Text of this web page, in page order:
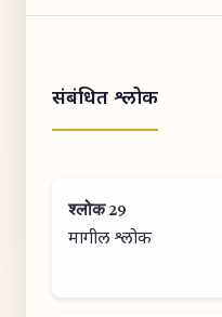
संबंधित श्लोक
श्लोक 29
मागील श्लोक